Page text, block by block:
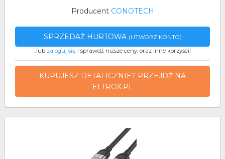
Producent CONOTECH
SPRZEDAŻ HURTOWA (UTWÓRZ KONTO)
..lub zaloguj się i sprawdź niższe ceny, oraz inne korzyści!
KUPUJESZ DETALICZNIE? PRZEJDŹ NA
ELTROX.PL